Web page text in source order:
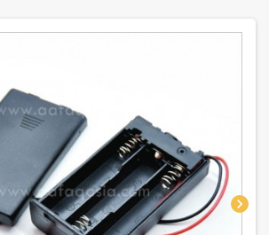
chevron_right